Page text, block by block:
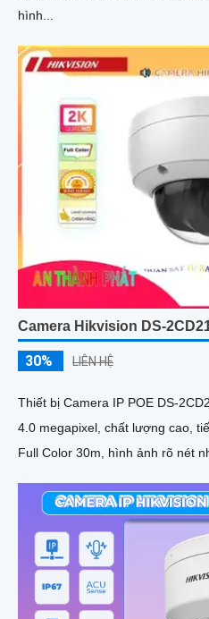
hình...
Camera Hikvision DS-
30% LIÊN HỆ
Thiết bị Camera IP POE DS-
4.0 megapixel, chất lượng cao, tiết kiệm. Xem
Full Color 30m, hình ảnh rõ nét